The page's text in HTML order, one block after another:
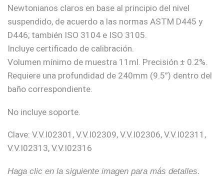
Newtonianos claros en base al principio del nivel
suspendido, de acuerdo a las normas ASTM D445 y
D446; también ISO 3104 e ISO 3105.
Incluye certificado de calibración.
Volumen mínimo de muestra 11ml. Precisión ± 0.2%.
Requiere una profundidad de 240mm (9.5”) dentro del
baño correspondiente.
No incluye soporte.
Clave: V.V.I02301, V.V.I02309, V.V.I02306, V.V.I02311,
V.V.I02313, V.V.I02316
Haga clic en la siguiente imagen para más detalles.